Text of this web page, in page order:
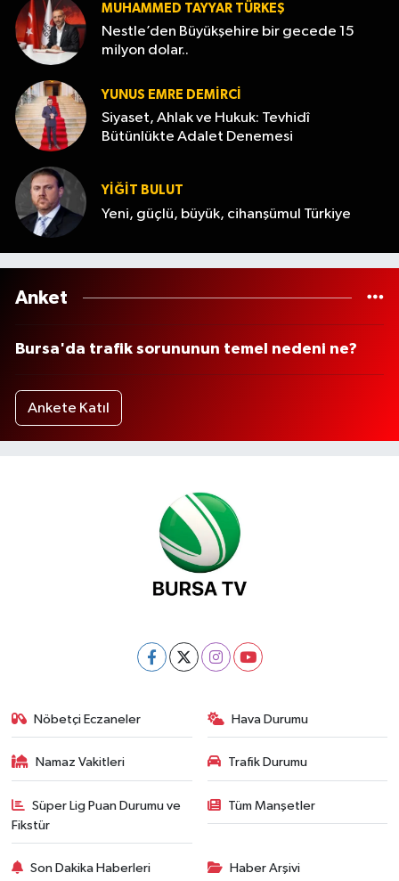
MUHAMMED TAYYAR TÜRKEŞ
Nestle’den Büyükşehire bir gecede 15
milyon dolar..
YUNUS EMRE DEMIRCI
Siyaset, Ahlak ve Hukuk: Tevhidî
Bütünlükte Adalet Denemesi
YİĞİT BULUT
Yeni, güçlü, büyük, cihanşümul Türkiye
Anket
Bursa'da trafik sorununun temel nedeni ne?
Ankete Katıl
Nöbetçi Eczaneler Hava Durumu
Namaz Vakitleri Trafik Durumu
Süper Lig Puan Durumu ve
Fikstür
Tüm Manşetler
Son Dakika Haberleri Haber Arşivi